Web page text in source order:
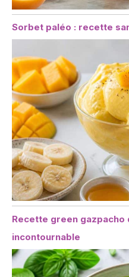
Sorbet paléo : recette
Recette green gazpacho
incontournable